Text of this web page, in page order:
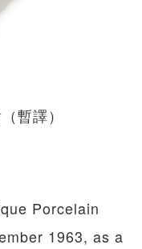
暫譯）
Porcelain
1963, as a